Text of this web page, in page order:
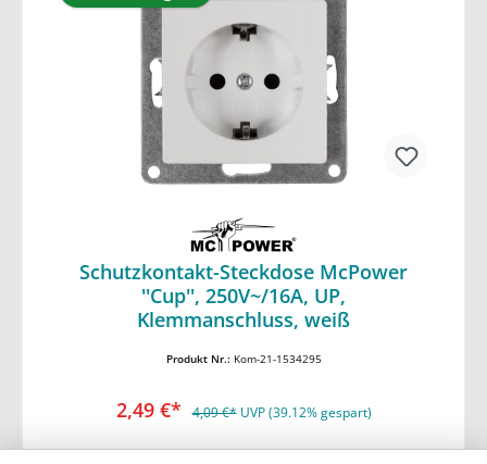
Schutzkontakt-Steckdose McPower
''Cup'', 250V~/16A, UP,
Klemmanschluss, weiß
Produkt Nr.: Kom-21-1534295
2,49 €* 4,09 €* UVP (39.12% gespart)
In den Warenkorb